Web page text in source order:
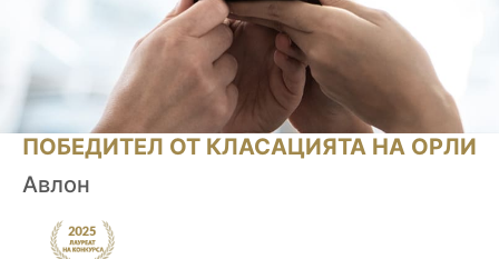
ПОБЕДИТЕЛ ОТ КЛАСАЦИЯТА НА ОРЛИ
Авлон